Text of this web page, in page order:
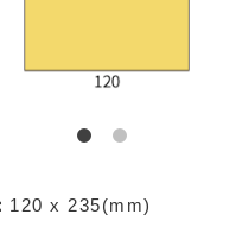
120 x 235(mm)